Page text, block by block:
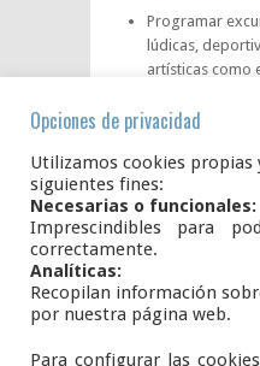
Programar
lúdicas,
artísticas como
Revitalizar las
Solicitar
para la
Editar material
de las
fines
Plaza del
Opciones de privacidad
Utilizamos cookies propias
siguientes fines:
Necesarias o funcionales:
Imprescindibles para
correctamente.
Analíticas:
Recopilan información
por nuestra página web.
Para configurar las